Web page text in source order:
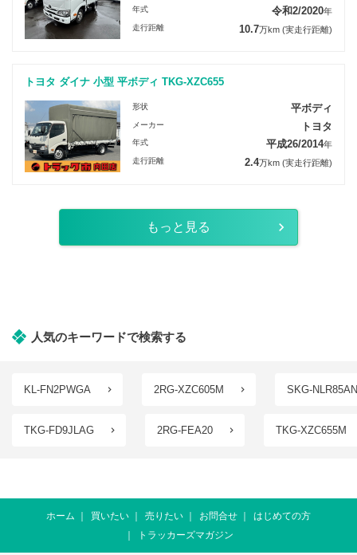
年式 令和2/2020年
走行距離 10.7万km (実走行距離)
トヨタ ダイナ 小型 平ボディ TKG-XZC655
形状 平ボディ
メーカー トヨタ
年式 平成26/2014年
走行距離 2.4万km (実走行距離)
もっと見る
人気のキーワードで検索する
KL-FN2PWGA 2RG-XZC605M SKG-NLR85AN
TKG-FD9JLAG 2RG-FEA20 TKG-XZC655M
ホーム 買いたい 売りたい お問合せ
はじめての方
トラッカーズマガジン